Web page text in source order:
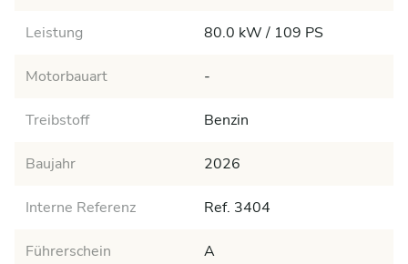
Leistung 80.0 kW / 109 PS
Motorbauart -
Treibstoff Benzin
Baujahr 2026
Interne Referenz Ref. 3404
Führerschein A